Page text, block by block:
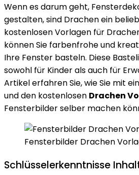
Wenn es darum geht,
gestalten, sind Drachen ein
kostenlosen Vorlagen für
können Sie farbenfrohe und
Ihre Fenster basteln. Diese
sowohl für Kinder als auch für
Artikel erfahren Sie, wie Sie mit
und den kostenlosen Drachen
Fensterbilder selber machen
Fensterbilder Drachen
Schlüsselerkenntnisse